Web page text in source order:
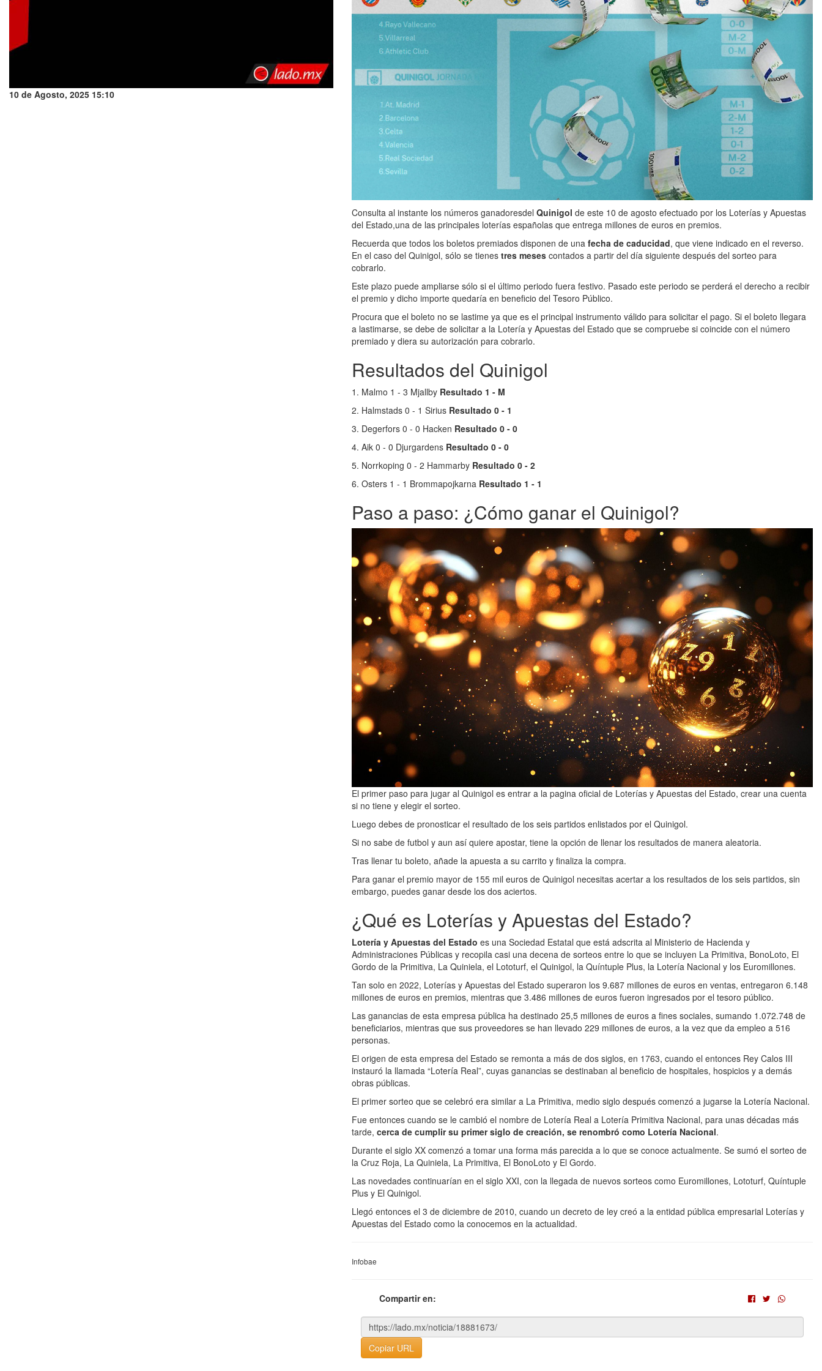
10 de Agosto, 2025 15:10
Consulta al instante los números ganadoresdel Quinigol de este 10 de agosto efectuado por los Loterías y Apuestas
del Estado,una de las principales loterías españolas que entrega millones de euros en premios.
Recuerda que todos los boletos premiados disponen de una fecha de caducidad, que viene indicado en el reverso.
En el caso del Quinigol, sólo se tienes tres meses contados a partir del día siguiente después del sorteo para
cobrarlo.
Este plazo puede ampliarse sólo si el último periodo fuera festivo. Pasado este periodo se perderá el derecho a recibir
el premio y dicho importe quedaría en beneficio del Tesoro Público.
Procura que el boleto no se lastime ya que es el principal instrumento válido para solicitar el pago. Si el boleto llegara
a lastimarse, se debe de solicitar a la Lotería y Apuestas del Estado que se compruebe si coincide con el número
premiado y diera su autorización para cobrarlo.
Resultados del Quinigol
1. Malmo 1 - 3 Mjallby Resultado 1 - M
2. Halmstads 0 - 1 Sirius Resultado 0 - 1
3. Degerfors 0 - 0 Hacken Resultado 0 - 0
4. Aik 0 - 0 Djurgardens Resultado 0 - 0
5. Norrkoping 0 - 2 Hammarby Resultado 0 - 2
6. Osters 1 - 1 Brommapojkarna Resultado 1 - 1
Paso a paso: ¿Cómo ganar el Quinigol?
El primer paso para jugar al Quinigol es entrar a la pagina oficial de Loterías y Apuestas del Estado, crear una cuenta
si no tiene y elegir el sorteo.
Luego debes de pronosticar el resultado de los seis partidos enlistados por el Quinigol.
Si no sabe de futbol y aun así quiere apostar, tiene la opción de llenar los resultados de manera aleatoria.
Tras llenar tu boleto, añade la apuesta a su carrito y finaliza la compra.
Para ganar el premio mayor de 155 mil euros de Quinigol necesitas acertar a los resultados de los seis partidos, sin
embargo, puedes ganar desde los dos aciertos.
¿Qué es Loterías y Apuestas del Estado?
Lotería y Apuestas del Estado es una Sociedad Estatal que está adscrita al Ministerio de Hacienda y
Administraciones Públicas y recopila casi una decena de sorteos entre lo que se incluyen La Primitiva, BonoLoto, El
Gordo de la Primitiva, La Quiniela, el Lototurf, el Quinigol, la Quíntuple Plus, la Lotería Nacional y los Euromillones.
Tan solo en 2022, Loterías y Apuestas del Estado superaron los 9.687 millones de euros en ventas, entregaron 6.148
millones de euros en premios, mientras que 3.486 millones de euros fueron ingresados por el tesoro público.
Las ganancias de esta empresa pública ha destinado 25,5 millones de euros a fines sociales, sumando 1.072.748 de
beneficiarios, mientras que sus proveedores se han llevado 229 millones de euros, a la vez que da empleo a 516
personas.
El origen de esta empresa del Estado se remonta a más de dos siglos, en 1763, cuando el entonces Rey Calos III
instauró la llamada “Lotería Real”, cuyas ganancias se destinaban al beneficio de hospitales, hospicios y a demás
obras públicas.
El primer sorteo que se celebró era similar a La Primitiva, medio siglo después comenzó a jugarse la Lotería Nacional.
Fue entonces cuando se le cambió el nombre de Lotería Real a Lotería Primitiva Nacional, para unas décadas más
tarde, cerca de cumplir su primer siglo de creación, se renombró como Lotería Nacional.
Durante el siglo XX comenzó a tomar una forma más parecida a lo que se conoce actualmente. Se sumó el sorteo de
la Cruz Roja, La Quiniela, La Primitiva, El BonoLoto y El Gordo.
Las novedades continuarían en el siglo XXI, con la llegada de nuevos sorteos como Euromillones, Lototurf, Quíntuple
Plus y El Quinigol.
Llegó entonces el 3 de diciembre de 2010, cuando un decreto de ley creó a la entidad pública empresarial Loterías y
Apuestas del Estado como la conocemos en la actualidad.
Infobae
Compartir en:
Copiar URL